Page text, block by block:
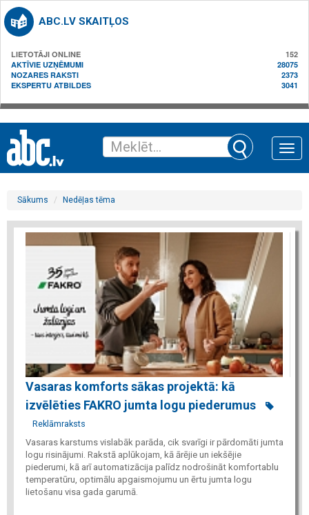
ABC.LV SKAITĻOS
LIETOTĀJI ONLINE
152
AKTĪVIE UZŅĒMUMI
28075
NOZARES RAKSTI
2373
EKSPERTU ATBILDES
3041
Toggle
Sākums Nedēļas tēma
Vasaras komforts sākas projektā: kā
izvēlēties FAKRO jumta logu piederumus
Reklāmraksts
Vasaras karstums vislabāk parāda, cik svarīgi ir pārdomāti jumta
logu risinājumi. Rakstā aplūkojam, kā ārējie un iekšējie
piederumi, kā arī automatizācija palīdz nodrošināt komfortablu
temperatūru, optimālu apgaismojumu un ērtu jumta logu
lietošanu visa gada garumā.